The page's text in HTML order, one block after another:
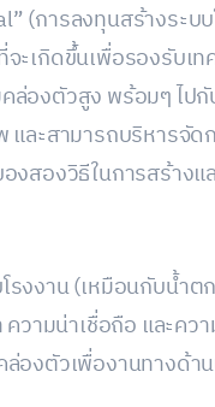
(การลงทุนสร้างระบ
เกิดขึ้นเพื่อรองรับเท
องตัวสูง พร้อมๆ ไป
ละสามารถบริหารจั
สองวิธีในการสร้างแ
งงาน (เหมือนกับน้ำต
ามน่าเชื่อถือ และคว
องตัวเพื่องานทางด้า